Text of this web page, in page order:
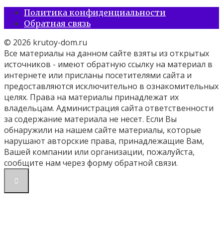
Политика конфиденциальности
Обратная связь
© 2026 krutoy-dom.ru
Все материалы на данном сайте взяты из открытых
источников - имеют обратную ссылку на материал в
интернете или присланы посетителями сайта и
предоставляются исключительно в ознакомительных
целях. Права на материалы принадлежат их
владельцам. Администрация сайта ответственности
за содержание материала не несет. Если Вы
обнаружили на нашем сайте материалы, которые
нарушают авторские права, принадлежащие Вам,
Вашей компании или организации, пожалуйста,
сообщите нам через форму обратной связи.